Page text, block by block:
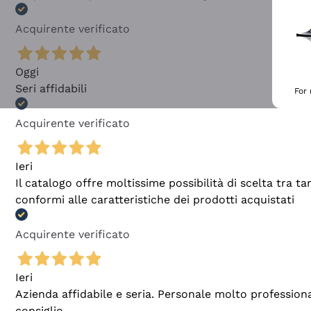
Acquirente verificato
Oggi
Seri affidabili
Acquirente verificato
Ieri
Il catalogo offre moltissime possibilità di scelta tra
conformi alle caratteristiche dei prodotti acquistati
Acquirente verificato
Ieri
Azienda affidabile e seria. Personale molto
For